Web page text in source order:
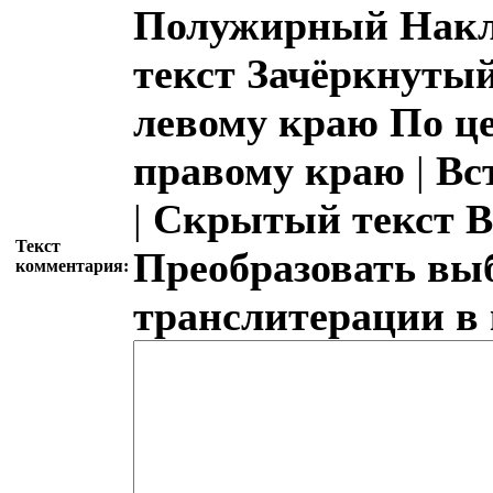
Текст
комментария:
Полужирный
текст
левому краю По
правому краю |
| Скрытый текст
Преобразовать
транслитерации